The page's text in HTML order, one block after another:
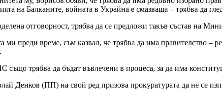
на Балканите, войната в Украйна е смазваща – трябва да
отговорност, трябва да се предложи такъв състав на
ми преди време, съм казвал, че трябва да има правителство
също трябва да бъдат въвлечени в процеса, за да има
Денков (ПП) на свой ред призова прокуратурата да не се